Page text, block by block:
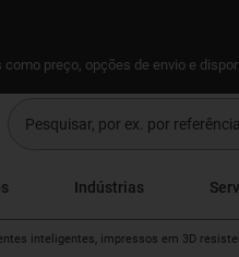
preço, opções de envio e
Indústrias
inteligentes, impressos em 3D